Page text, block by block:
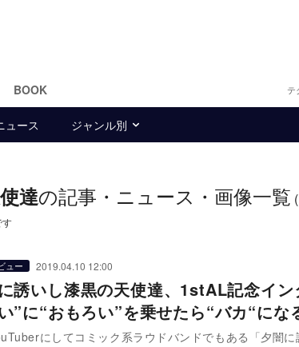
BOOK テ
ュース ジャンル別
達の記事・ニュース・画像一覧
す
ュー 2019.04.10 12:00
誘いし漆黒の天使達、1stAL記念イン
”に“おもろい”を乗せたら“バカ“にな
にしてコミック系ラウドバンドでもある「夕闇